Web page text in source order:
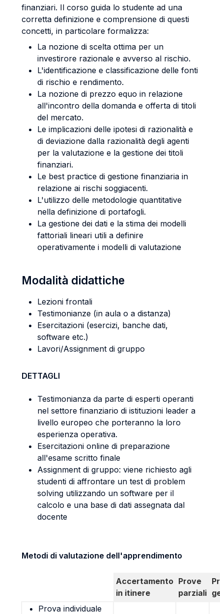
finanziari. Il corso guida lo studente ad una
corretta definizione e comprensione di questi
concetti, in particolare formalizza:
La nozione di scelta ottima per un
investirore razionale e avverso al rischio.
L'identificazione e classificazione delle fonti
di rischio e rendimento.
La nozione di prezzo equo in relazione
all'incontro della domanda e offerta di titoli
del mercato.
Le implicazioni delle ipotesi di razionalità e
di deviazione dalla razionalità degli agenti
per la valutazione e la gestione dei titoli
finanziari.
Le best practice di gestione finanziaria in
relazione ai rischi soggiacenti.
L'utilizzo delle metodologie quantitative
nella definizione di portafogli.
La gestione dei dati e la stima dei modelli
fattoriali lineari utili a definire
operativamente i modelli di valutazione
Modalità didattiche
Lezioni frontali
Testimonianze (in aula o a distanza)
Esercitazioni (esercizi, banche dati,
software etc.)
Lavori/Assignment di gruppo
DETTAGLI
Testimonianza da parte di esperti operanti
nel settore finanziario di istituzioni leader a
livello europeo che porteranno la loro
esperienza operativa.
Esercitazioni online di preparazione
all'esame scritto finale
Assignment di gruppo: viene richiesto agli
studenti di affrontare un test di problem
solving utilizzando un software per il
calcolo e una base di dati assegnata dal
docente
Metodi di valutazione dell'apprendimento
Accertamento
in itinere
Prove
parziali
Prova individuale